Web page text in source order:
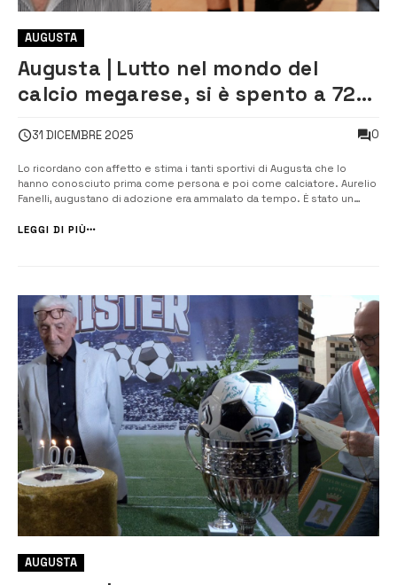
AUGUSTA
Augusta | Lutto nel mondo del
calcio megarese, si è spento a 72
31 DICEMBRE 2025 0
Lo ricordano con affetto e stima i tanti sportivi di Augusta che lo
hanno conosciuto prima come persona e poi come calciatore. Aurelio
Fanelli, augustano di adozione era ammalato da tempo. È stato un
squadra che sotto la guida di Michele Borgia (anni dal […]
LEGGI DI PIÙ
AUGUSTA